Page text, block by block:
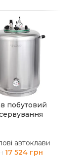
побутовий
автоклави
17 524 грн